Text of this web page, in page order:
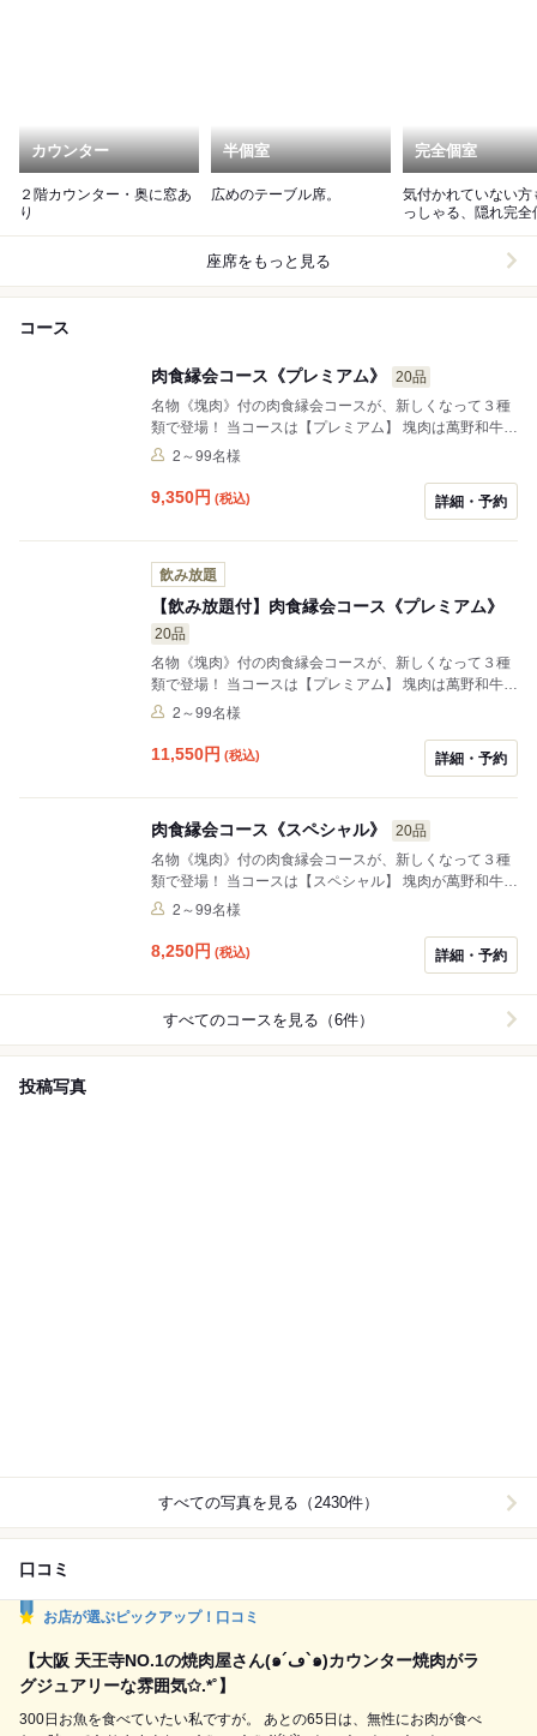
カウンター
２階カウンター・奥に窓あ
り
半個室
広めのテーブル席。
完全個室
気付かれていない方
っしゃる、隠れ完全
座席をもっと見る
コース
肉食縁会コース《プレミアム》
20品
名物《塊肉》付の肉食縁会コースが、新しくなって３種
類で登場！ 当コースは【プレミアム】 塊肉は萬野和牛の
中でもハイグレード、焼肉も萬野和牛より特撰など、ス
2～99名様
9,350円 (税込) 詳細・予約
飲み放題
【飲み放題付】肉食縁会コース《プレミアム》
20品
名物《塊肉》付の肉食縁会コースが、新しくなって３種
類で登場！ 当コースは【プレミアム】 塊肉は萬野和牛の
中でもハイグレード、焼肉も萬野和牛より特撰など、ス
2～99名様
11,550円 (税込) 詳細・予約
肉食縁会コース《スペシャル》
20品
名物《塊肉》付の肉食縁会コースが、新しくなって３種
類で登場！ 当コースは【スペシャル】 塊肉が萬野和牛に
なったり、スタンダードよりアップチェンジ♪
2～99名様
8,250円 (税込) 詳細・予約
すべてのコースを見る（6件）
投稿写真
すべての写真を見る（2430件）
口コミ
お店が選ぶピックアップ！口コミ
【大阪 天王寺NO.1の焼肉屋さん(๑´ڡ`๑)カウンター焼肉がラ
グジュアリーな雰囲気✩.*˚】
300日お魚を食べていたい私ですが。 あとの65日は、無性にお肉が食べ